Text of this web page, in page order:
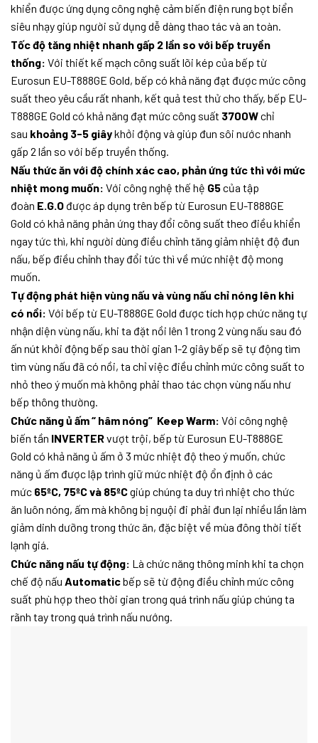
khiển được ứng dụng công nghệ cảm biến điện rung bọt biển
siêu nhạy giúp người sử dụng dễ dàng thao tác và an toàn.
Tốc độ tăng nhiệt nhanh gấp 2 lần so với bếp truyền
thống: Với thiết kế mạch công suất lõi kép của bếp từ
Eurosun EU-T888GE Gold, bếp có khả năng đạt được mức công
suất theo yêu cầu rất nhanh, kết quả test thử cho thấy, bếp EU-
T888GE Gold có khả năng đạt mức công suất 3700Wchỉ
sau khoảng 3-5 giâykhởi động và giúp đun sôi nước nhanh
gấp 2 lần so với bếp truyền thống.
Nấu thức ăn với độ chính xác cao, phản ứng tức thì với mức
nhiệt mong muốn: Với công nghệ thế hệ G5của tập
đoàn E.G.O được áp dụng trên bếp từ Eurosun EU-T888GE
Gold có khả năng phản ứng thay đổi công suất theo điều khiển
ngay tức thì, khi người dùng điều chỉnh tăng giảm nhiệt độ đun
nấu, bếp điều chỉnh thay đổi tức thì về mức nhiệt độ mong
muốn.
Tự động phát hiện vùng nấu và vùng nấu chỉ nóng lên khi
có nồi: Với bếp từ EU-T888GE Gold được tích hợp chức năng tự
nhận diện vùng nấu, khi ta đặt nồi lên 1 trong 2 vùng nấu sau đó
ấn nút khởi động bếp sau thời gian 1-2 giây bếp sẽ tự động tìm
tìm vùng nấu đã có nồi, ta chỉ việc điều chỉnh mức công suất to
nhỏ theo ý muốn mà không phải thao tác chọn vùng nấu như
bếp thông thường.
Chức năng ủ ấm “ hâm nóng” Keep Warm: Với công nghệ
biến tần INVERTERvượt trội, bếp từ Eurosun EU-T888GE
Gold có khả năng ủ ấm ở 3 mức nhiệt độ theo ý muốn, chức
năng ủ ấm được lập trình giữ mức nhiệt độ ổn định ở các
mức 65ºC, 75ºC và 85ºCgiúp chúng ta duy trì nhiệt cho thức
ăn luôn nóng, ấm mà không bị nguội đi phải đun lại nhiều lần làm
giảm dinh dưỡng trong thức ăn, đặc biệt về mùa đông thời tiết
lạnh giá.
Chức năng nấu tự động: Là chức năng thông minh khi ta chọn
chế độ nấu Automaticbếp sẽ từ động điều chỉnh mức công
suất phù hợp theo thời gian trong quá trình nấu giúp chúng ta
rãnh tay trong quá trình nấu nướng.